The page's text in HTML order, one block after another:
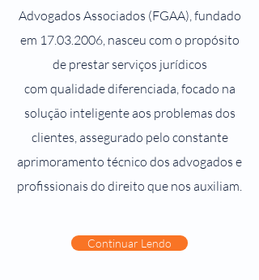
Advogados Associados (FGAA), fundado
em 17.03.2006, nasceu com o propósito
de prestar serviços jurídicos
com qualidade diferenciada, focado na
solução inteligente aos problemas dos
clientes, assegurado pelo constante
aprimoramento técnico dos advogados e
profissionais do direito que nos auxiliam.
Continuar Lendo